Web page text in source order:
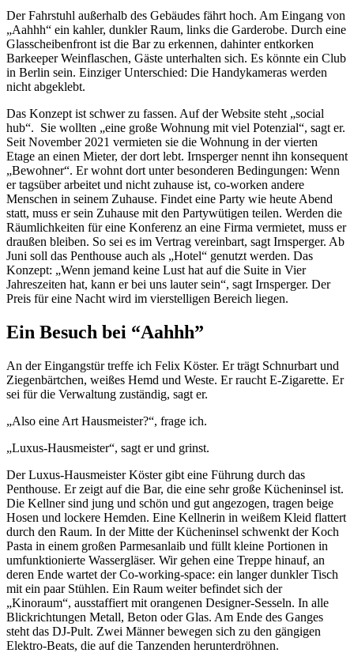
Der Fahrstuhl außerhalb des Gebäudes fährt hoch. Am Eingang von
„Aahhh“ ein kahler, dunkler Raum, links die Garderobe. Durch eine
Glasscheibenfront ist die Bar zu erkennen, dahinter entkorken
Barkeeper Weinflaschen, Gäste unterhalten sich. Es könnte ein Club
in Berlin sein. Einziger Unterschied: Die Handykameras werden
nicht abgeklebt.
Das Konzept ist schwer zu fassen. Auf der Website steht „social
hub“. Sie wollten „eine große Wohnung mit viel Potenzial“, sagt er.
Seit November 2021 vermieten sie die Wohnung in der vierten
Etage an einen Mieter, der dort lebt. Irnsperger nennt ihn konsequent
„Bewohner“. Er wohnt dort unter besonderen Bedingungen: Wenn
er tagsüber arbeitet und nicht zuhause ist, co-worken andere
Menschen in seinem Zuhause. Findet eine Party wie heute Abend
statt, muss er sein Zuhause mit den Partywütigen teilen. Werden die
Räumlichkeiten für eine Konferenz an eine Firma vermietet, muss er
draußen bleiben. So sei es im Vertrag vereinbart, sagt Irnsperger. Ab
Juni soll das Penthouse auch als „Hotel“ genutzt werden. Das
Konzept: „Wenn jemand keine Lust hat auf die Suite in Vier
Jahreszeiten hat, kann er bei uns lauter sein“, sagt Irnsperger. Der
Preis für eine Nacht wird im vierstelligen Bereich liegen.
Ein Besuch bei “Aahhh”
An der Eingangstür treffe ich Felix Köster. Er trägt Schnurbart und
Ziegenbärtchen, weißes Hemd und Weste. Er raucht E-Zigarette. Er
sei für die Verwaltung zuständig, sagt er.
„Also eine Art Hausmeister?“, frage ich.
„Luxus-Hausmeister“, sagt er und grinst.
Der Luxus-Hausmeister Köster gibt eine Führung durch das
Penthouse. Er zeigt auf die Bar, die eine sehr große Kücheninsel ist.
Die Kellner sind jung und schön und gut angezogen, tragen beige
Hosen und lockere Hemden. Eine Kellnerin in weißem Kleid flattert
durch den Raum. In der Mitte der Kücheninsel schwenkt der Koch
Pasta in einem großen Parmesanlaib und füllt kleine Portionen in
umfunktionierte Wassergläser. Wir gehen eine Treppe hinauf, an
deren Ende wartet der Co-working-space: ein langer dunkler Tisch
mit ein paar Stühlen. Ein Raum weiter befindet sich der
„Kinoraum“, ausstaffiert mit orangenen Designer-Sesseln. In alle
Blickrichtungen Metall, Beton oder Glas. Am Ende des Ganges
steht das DJ-Pult. Zwei Männer bewegen sich zu den gängigen
Elektro-Beats, die auf die Tanzenden herunterdröhnen.